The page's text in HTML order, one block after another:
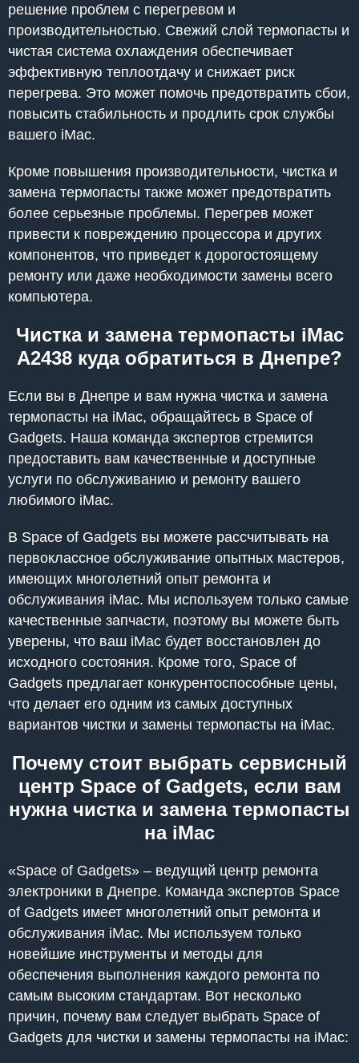
решение проблем с перегревом и
производительностью. Свежий слой термопасты и
чистая система охлаждения обеспечивает
эффективную теплоотдачу и снижает риск
перегрева. Это может помочь предотвратить сбои,
повысить стабильность и продлить срок службы
вашего iMac.
Кроме повышения производительности, чистка и
замена термопасты также может предотвратить
более серьезные проблемы. Перегрев может
привести к повреждению процессора и других
компонентов, что приведет к дорогостоящему
ремонту или даже необходимости замены всего
компьютера.
Чистка и замена термопасты iMac
A2438 куда обратиться в Днепре?
Если вы в Днепре и вам нужна чистка и замена
термопасты на iMac, обращайтесь в Space of
Gadgets. Наша команда экспертов стремится
предоставить вам качественные и доступные
услуги по обслуживанию и ремонту вашего
любимого iMac.
В Space of Gadgets вы можете рассчитывать на
первоклассное обслуживание опытных мастеров,
имеющих многолетний опыт ремонта и
обслуживания iMac. Мы используем только самые
качественные запчасти, поэтому вы можете быть
уверены, что ваш iMac будет восстановлен до
исходного состояния. Кроме того, Space of
Gadgets предлагает конкурентоспособные цены,
что делает его одним из самых доступных
вариантов чистки и замены термопасты на iMac.
Почему стоит выбрать сервисный
центр Space of Gadgets, если вам
нужна чистка и замена термопасты
на iMac
«Space of Gadgets» – ведущий центр ремонта
электроники в Днепре. Команда экспертов Space
of Gadgets имеет многолетний опыт ремонта и
обслуживания iMac. Мы используем только
новейшие инструменты и методы для
обеспечения выполнения каждого ремонта по
самым высоким стандартам. Вот несколько
причин, почему вам следует выбрать Space of
Gadgets для чистки и замены термопасты на iMac: